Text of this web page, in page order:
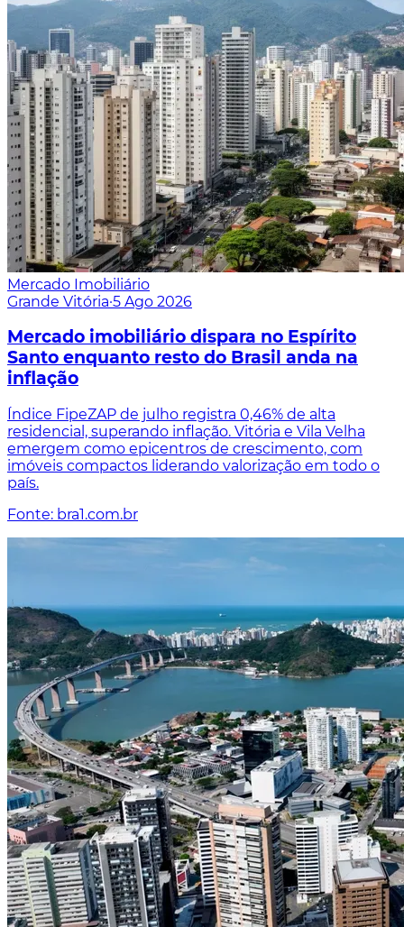
Mercado Imobiliário
Grande Vitória·5 Ago 2026
Mercado imobiliário dispara no Espírito
Santo enquanto resto do Brasil anda na
inflação
Índice FipeZAP de julho registra 0,46% de alta
residencial, superando inflação. Vitória e Vila Velha
emergem como epicentros de crescimento, com
imóveis compactos liderando valorização em todo o
país.
Fonte: bra1.com.br